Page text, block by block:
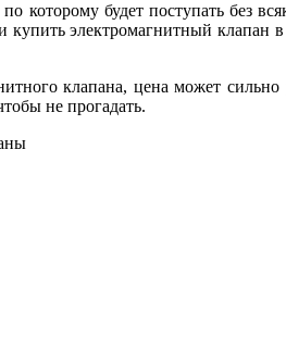
по которому будет поступать без
электромагнитный клапан
клапана, цена может
не прогадать.